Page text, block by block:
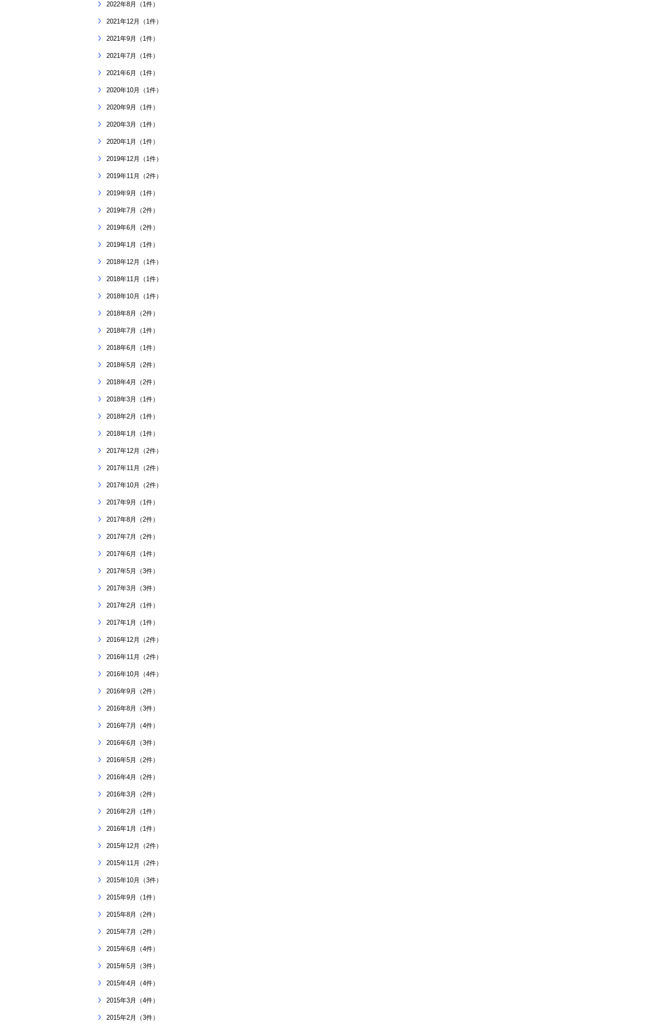
2022年8月（1件）
2021年12月（1件）
2021年9月（1件）
2021年7月（1件）
2021年6月（1件）
2020年10月（1件）
2020年9月（1件）
2020年3月（1件）
2020年1月（1件）
2019年12月（1件）
2019年11月（2件）
2019年9月（1件）
2019年7月（2件）
2019年6月（2件）
2019年1月（1件）
2018年12月（1件）
2018年11月（1件）
2018年10月（1件）
2018年8月（2件）
2018年7月（1件）
2018年6月（1件）
2018年5月（2件）
2018年4月（2件）
2018年3月（1件）
2018年2月（1件）
2018年1月（1件）
2017年12月（2件）
2017年11月（2件）
2017年10月（2件）
2017年9月（1件）
2017年8月（2件）
2017年7月（2件）
2017年6月（1件）
2017年5月（3件）
2017年3月（3件）
2017年2月（1件）
2017年1月（1件）
2016年12月（2件）
2016年11月（2件）
2016年10月（4件）
2016年9月（2件）
2016年8月（3件）
2016年7月（4件）
2016年6月（3件）
2016年5月（2件）
2016年4月（2件）
2016年3月（2件）
2016年2月（1件）
2016年1月（1件）
2015年12月（2件）
2015年11月（2件）
2015年10月（3件）
2015年9月（1件）
2015年8月（2件）
2015年7月（2件）
2015年6月（4件）
2015年5月（3件）
2015年4月（4件）
2015年3月（4件）
2015年2月（3件）